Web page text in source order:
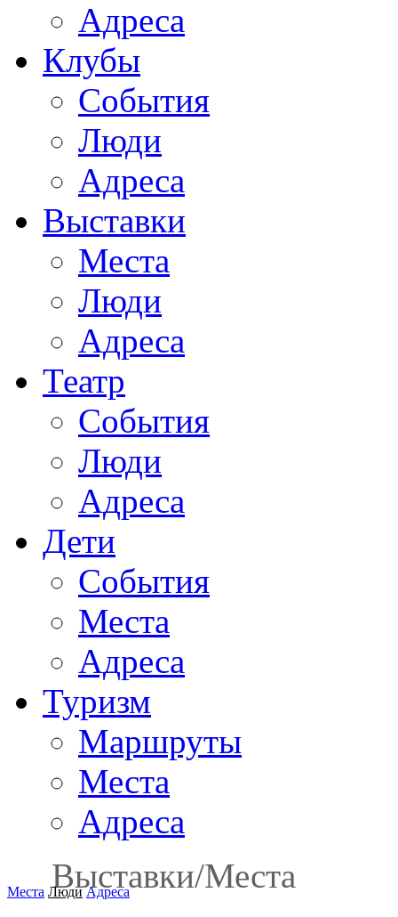
Адреса
Клубы
События
Люди
Адреса
Выставки
Места
Люди
Адреса
Театр
События
Люди
Адреса
Дети
События
Места
Адреса
Туризм
Маршруты
Места
Адреса
Выставки/Места
Места Люди Адреса